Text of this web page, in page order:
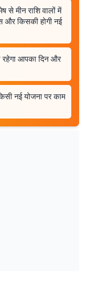
मीन राशि वालों में
और किसकी होगी नई
आपका दिन और
नई योजना पर काम